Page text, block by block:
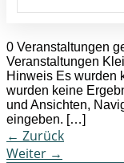
0 Veranstaltungen
Veranstaltungen
Hinweis Es wurden
wurden keine
und Ansichten,
eingeben. […]
← Zurück
Weiter →